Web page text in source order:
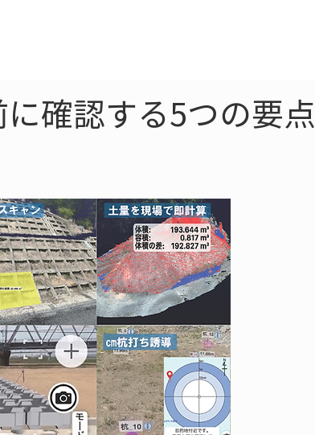
確認する5つの要点